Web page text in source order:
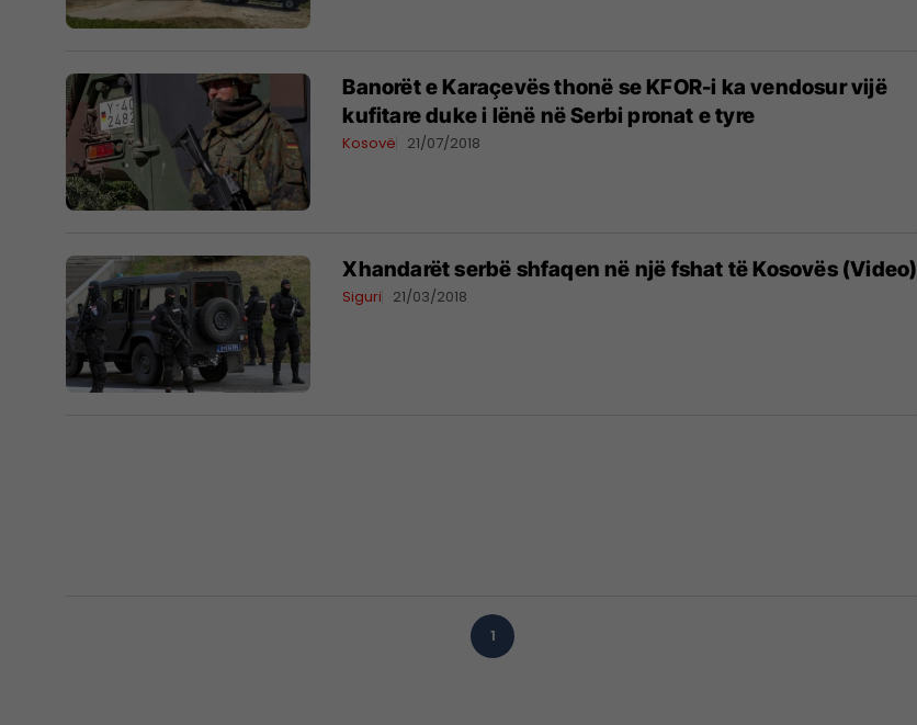
Banorët e Karaçevës thonë se KFOR-i ka vendosur vijë
kufitare duke i lënë në Serbi pronat e tyre
Kosovë 21/07/2018
Xhandarët serbë shfaqen në një fshat të Kosovës (Video)
Siguri 21/03/2018
1